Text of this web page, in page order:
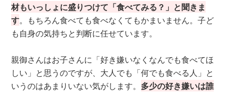
材もいっしょに盛りつけて「食べてみる？」と聞きま
す。もちろん食べても食べなくてもかまいません。子ど
も自身の気持ちと判断に任せています。
親御さんはお子さんに「好き嫌いなくなんでも食べてほ
しい」と思うのですが、大人でも「何でも食べる人」と
いうのはあまりいない気がします。 多少の好き嫌いは誰